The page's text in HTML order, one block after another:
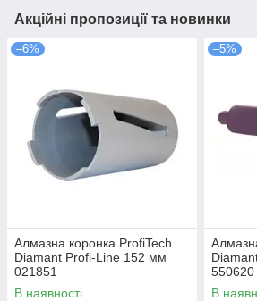
Акційні пропозиції та новинки
–6%
Алмазна коронка ProfiTech
Diamant Profi-Line 152 мм
021851
В наявності
–5%
550620
В